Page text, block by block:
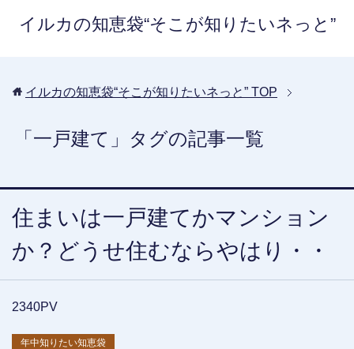
イルカの知恵袋“そこが知りたいネっと”
イルカの知恵袋“そこが知りたいネっと” TOP
「一戸建て」タグの記事一覧
住まいは一戸建てかマンション
か？どうせ住むならやはり・・
2340PV
年中知りたい知恵袋